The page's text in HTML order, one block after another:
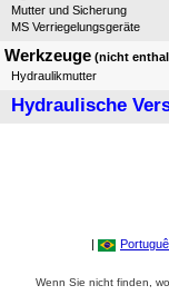
Mutter und Sicherung
MS Verriegelungsgeräte
Werkzeuge (nicht
Hydraulikmutter
Hydraulische
|
Wenn Sie nicht finden,